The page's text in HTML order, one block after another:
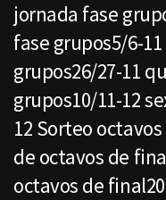
jornada fase
fase grupos5/6-
grupos26/27-11
grupos10/11-12
12 Sorteo
de octavos de
octavos de